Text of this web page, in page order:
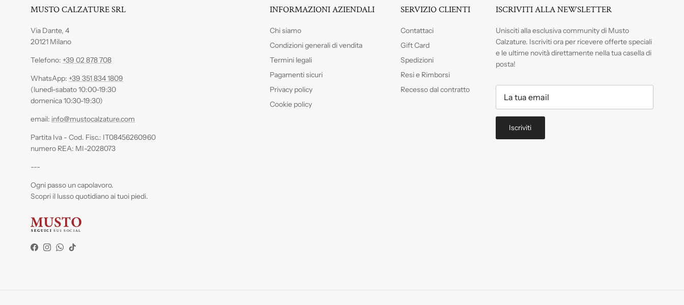
MUSTO CALZATURE SRL
Via Dante, 4
20121 Milano
Telefono: +39 02 878 708
WhatsApp: +39 351 834 1809
(lunedì-sabato 10:00-19:30
domenica 10:30-19:30)
email: info@mustocalzature.com
Partita Iva - Cod. Fisc.: IT08456260960
numero REA: MI-2028073
---
Ogni passo un capolavoro.
Scopri il lusso quotidiano ai tuoi piedi.
Facebook
Instagram
WhatsApp
TikTok
INFORMAZIONI AZIENDALI
Chi siamo
Condizioni generali di vendita
Termini legali
Pagamenti sicuri
Privacy policy
Cookie policy
SERVIZIO CLIENTI
Contattaci
Gift Card
Spedizioni
Resi e Rimborsi
Recesso dal contratto
ISCRIVITI ALLA NEWSLETTER
Unisciti alla esclusiva community di Musto
Calzature. Iscrivitiora per ricevere offerte speciali
e le ultime novità direttamente nella tua casella di
posta!
Iscriviti